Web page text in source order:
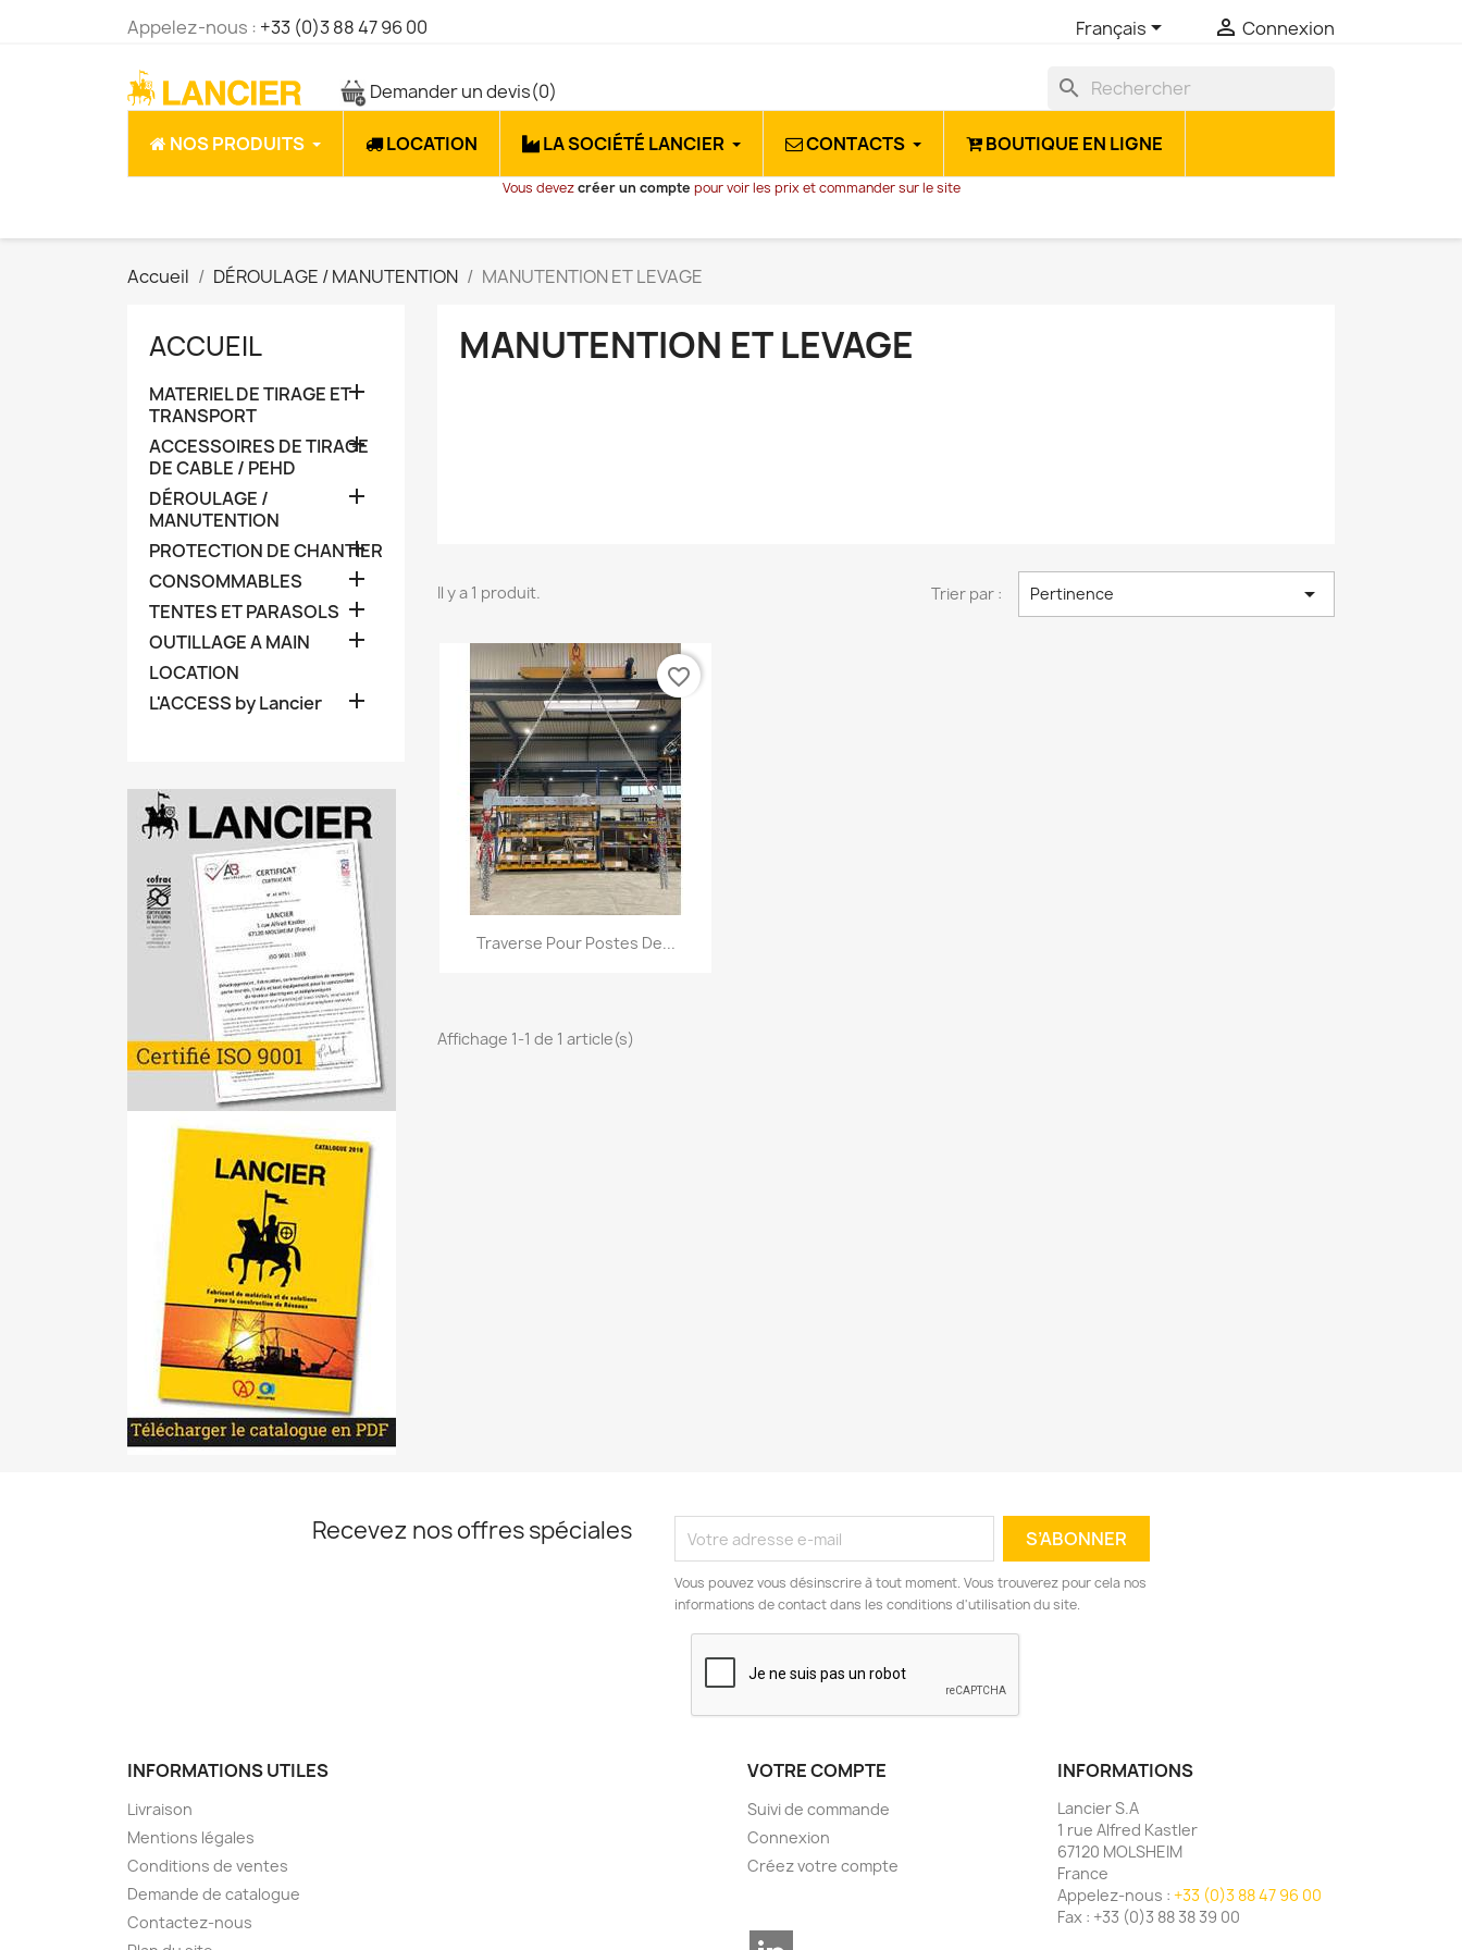
Appelez-nous : +33 (0)3 88 47 96 00 Français  Connexion
search
Demander un devis(0)
NOS PRODUITS LOCATION LA SOCIÉTÉ LANCIER CONTACTS BOUTIQUE EN LIGNE
Vous devezcréer un compte pour voir les prix et commander sur le site
Accueil DÉROULAGE / MANUTENTION MANUTENTION ET LEVAGE
ACCUEIL
MATERIEL DE TIRAGE ET
TRANSPORT

ACCESSOIRES DE TIRAGE
DE CABLE / PEHD

DÉROULAGE /
MANUTENTION

PROTECTION DE CHANTIER

CONSOMMABLES 
TENTES ET PARASOLS 
OUTILLAGE A MAIN 
LOCATION
L'ACCESS by Lancier

MANUTENTION ET LEVAGE
Il y a 1 produit. Trier par : Pertinence 
Aperçu rapide
Traverse Pour Postes De...
favorite_border
Affichage 1-1 de 1 article(s)
Recevez nos offres spéciales
Vous pouvez vous désinscrire à tout moment. Vous trouverez pour cela nos
informations de contact dans les conditions d'utilisation du site.
INFORMATIONS UTILES
Livraison
Mentions légales
Conditions de ventes
Demande de catalogue
Contactez-nous
VOTRE COMPTE
Suivi de commande
Connexion
Créez votre compte
INFORMATIONS
Lancier S.A
1 rue Alfred Kastler
67120 MOLSHEIM
France
Appelez-nous : +33 (0)3 88 47 96 00
Fax : +33 (0)3 88 38 39 00